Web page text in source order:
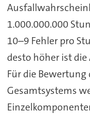
1.000.000.000
10–9 Fehler pro
desto höher ist
Für die
Gesamtsystems